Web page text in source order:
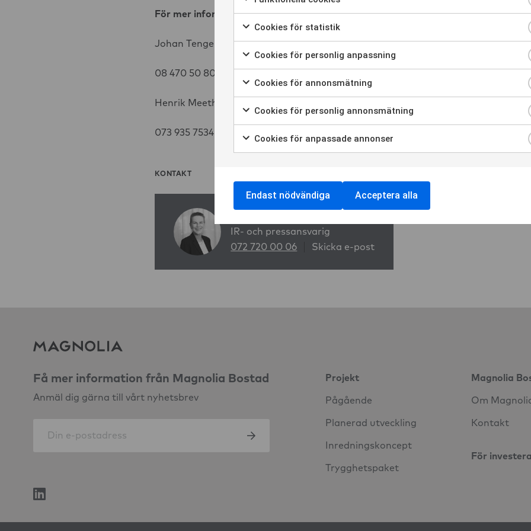
För mer information, vänligen kontakta:
Johan Tengelin, VD Magnolia Bostad
08 470 50 80,
Henrik Meeths, Chef Affärsutveckling
073 935 7534,
KONTAKT
IR- och pressansvarig
072 720 00 06
Skicka e-post
Få mer information från Magnolia Bostad
Anmäl dig gärna till vårt nyhetsbrev
Projekt
Pågående
Planerad utveckling
Inredningskoncept
Trygghetspaket
Magnolia
Om
Kontakt
För
Markera för att samtycka till användning av Funktionella cookies
Cookies för statistik
Markera för att samtycka till användning av Cookies för statistik
Cookies för personlig anpassning
Markera för att samtycka till användning av Cookies för personlig
Cookies för annonsmätning
Markera för att samtycka till användning av Cookies för
Cookies för personlig annonsmätning
Markera för att samtycka till användning av Cookies för personlig
Cookies för anpassade annonser
Markera för att samtycka till användning av Cookies för anpassade
Endast nödvändiga Acceptera alla